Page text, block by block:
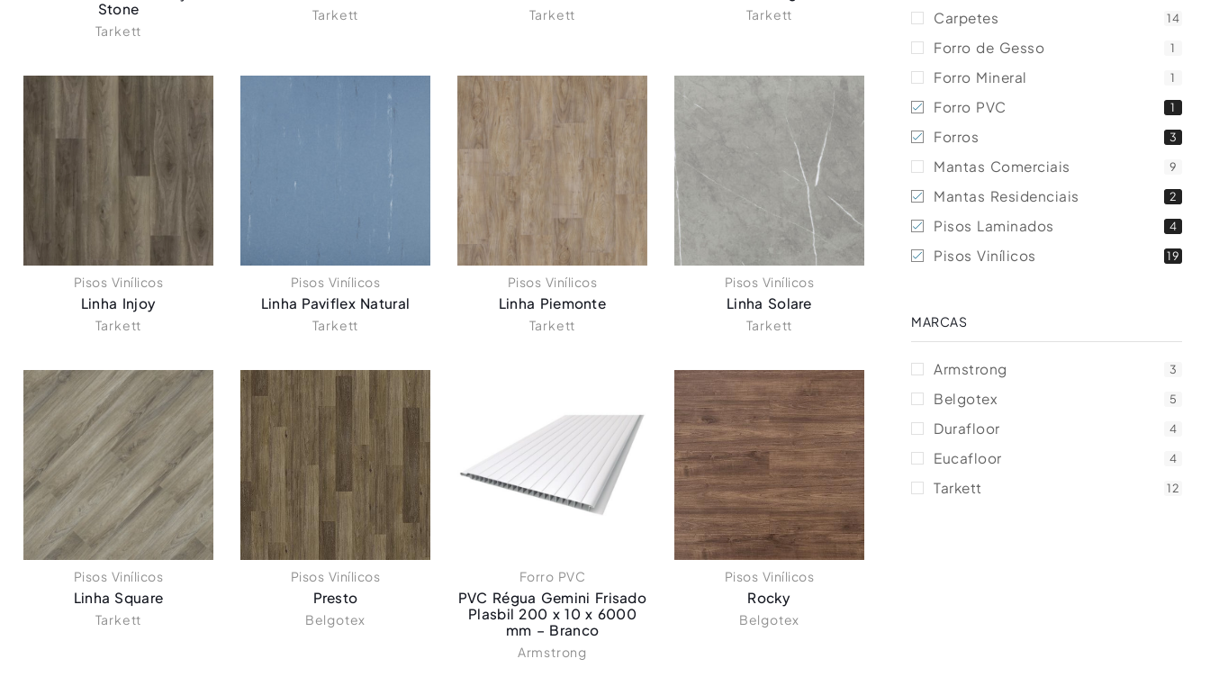
Stone
Tarkett
Tarkett Tarkett Tarkett
Pisos Vinílicos
Linha Injoy
Tarkett
Pisos Vinílicos
Linha Paviflex Natural
Tarkett
Pisos Vinílicos
Linha Piemonte
Tarkett
Pisos Vinílicos
Linha Solare
Tarkett
Pisos Vinílicos
Linha Square
Tarkett
Pisos Vinílicos
Presto
Belgotex
Forro PVC
PVC Régua Gemini Frisado
Plasbil 200 x 10 x 6000
mm – Branco
Armstrong
Pisos Vinílicos
Rocky
Belgotex
Carpetes 14
Forro de Gesso 1
Forro Mineral 1
Forro PVC 1
Forros 3
Mantas Comerciais 9
Mantas Residenciais 2
Pisos Laminados 4
Pisos Vinílicos 19
MARCAS
Armstrong 3
Belgotex 5
Durafloor 4
Eucafloor 4
Tarkett 12